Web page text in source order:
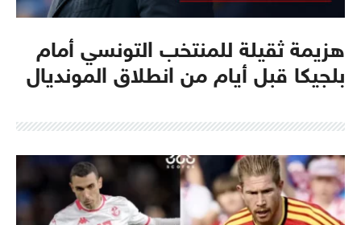
هزيمة ثقيلة للمنتخب التونسي أمام
بلجيكا قبل أيام من انطلاق المونديال